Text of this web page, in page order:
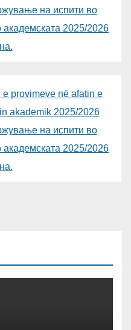
на испити во
академската 2025/2026
provimeve në afatin e
akademik 2025/2026
на испити во
академската 2025/2026